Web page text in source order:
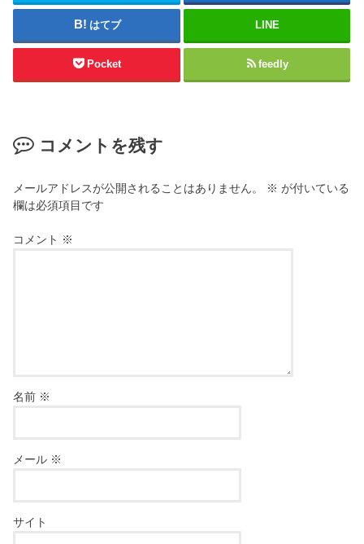
はてブ LINE
Pocket feedly
コメントを残す
メールアドレスが公開されることはありません。 ※ が付いている
欄は必須項目です
コメント ※
名前 ※
メール ※
サイト